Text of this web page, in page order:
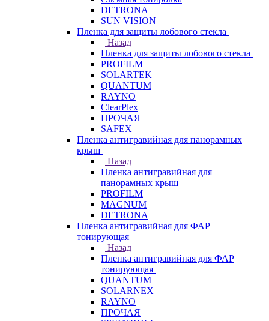
DETRONA
SUN VISION
Пленка для защиты лобового стекла
Назад
Пленка для защиты лобового стекла
PROFILM
SOLARTEK
QUANTUM
RAYNO
ClearPlex
ПРОЧАЯ
SAFEX
Пленка антигравийная для панорамных
крыш
Назад
Пленка антигравийная для
панорамных крыш
PROFILM
MAGNUM
DETRONA
Пленка антигравийная для ФАР
тонирующая
Назад
Пленка антигравийная для ФАР
тонирующая
QUANTUM
SOLARNEX
RAYNO
ПРОЧАЯ